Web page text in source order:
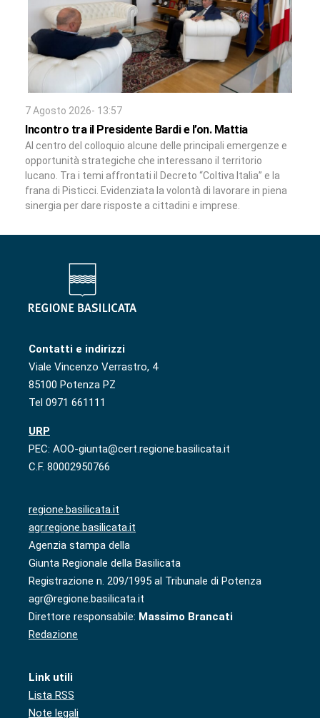
7 Agosto 2026- 13:57
Incontro tra il Presidente Bardi e l’on. Mattia
Al centro del colloquio alcune delle principali emergenze e
opportunità strategiche che interessano il territorio
lucano. Tra i temi affrontati il Decreto “Coltiva Italia” e la
frana di Pisticci. Evidenziata la volontà di lavorare in piena
sinergia per dare risposte a cittadini e imprese.
Contatti e indirizzi
Viale Vincenzo Verrastro, 4
85100 Potenza PZ
Tel 0971 661111
URP
PEC: AOO-giunta@cert.regione.basilicata.it
C.F. 80002950766
regione.basilicata.it
agr.regione.basilicata.it
Agenzia stampa della
Giunta Regionale della Basilicata
Registrazione n. 209/1995 al Tribunale di Potenza
agr@regione.basilicata.it
Direttore responsabile: Massimo Brancati
Redazione
Link utili
Lista RSS
Note legali